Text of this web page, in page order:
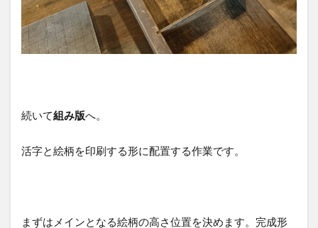
続いて組み版へ。
活字と絵柄を印刷する形に配置する作業です。
まずはメインとなる絵柄の高さ位置を決めます。完成形